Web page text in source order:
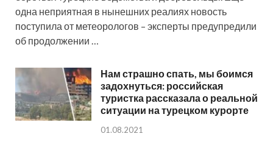
одна неприятная в нынешних реалиях новость
поступила от метеорологов – эксперты предупредили
об продолжении …
Нам страшно спать, мы боимся
задохнуться: российская
туристка рассказала о реальной
ситуации на турецком курорте
01.08.2021